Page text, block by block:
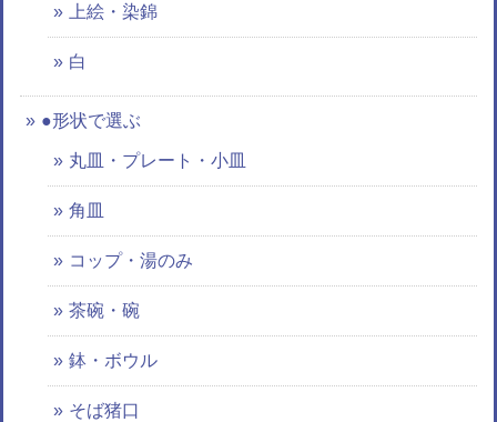
上絵・染錦
白
●形状で選ぶ
丸皿・プレート・小皿
角皿
コップ・湯のみ
茶碗・碗
鉢・ボウル
そば猪口